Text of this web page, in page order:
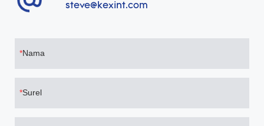
steve@kexint.com
Nama
Surel